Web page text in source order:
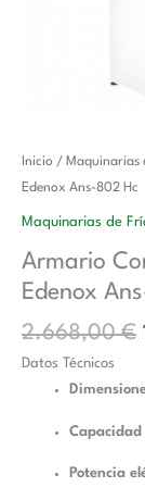
Inicio / Maquinarias
Edenox Ans-802 Hc
Maquinarias de
Armario
Edenox
2.668,00€
Datos Técnicos
Capacidad
Potencia
Armario
Congelación
2
Ciegas
Edenox
802
Hc
cantidad